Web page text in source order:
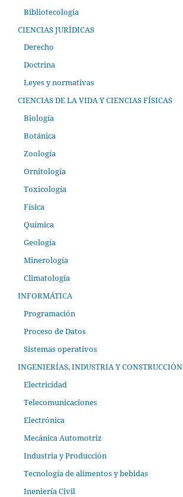
Bibliotecología
CIENCIAS JURÍDICAS
Derecho
Doctrina
Leyes y normativas
CIENCIAS DE LA VIDA Y CIENCIAS FÍSICAS
Biología
Botánica
Zoología
Ornitología
Toxicología
Física
Química
Geología
Minerología
Climatología
INFORMÁTICA
Programación
Proceso de Datos
Sistemas operativos
INGENIERÍAS, INDUSTRIA Y CONSTRUCCIÓN
Electricidad
Telecomunicaciones
Electrónica
Mecánica Automotriz
Industria y Producción
Tecnología de alimentos y bebidas
Ineniería Civil